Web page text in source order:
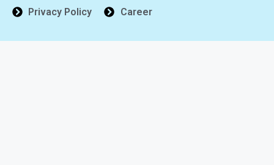
Privacy Policy
Career